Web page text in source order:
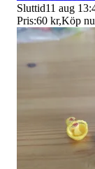
Sluttid11 aug
Pris:60 kr,Köp nu